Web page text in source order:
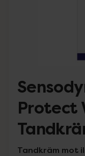
Protect
Tandkräm mot